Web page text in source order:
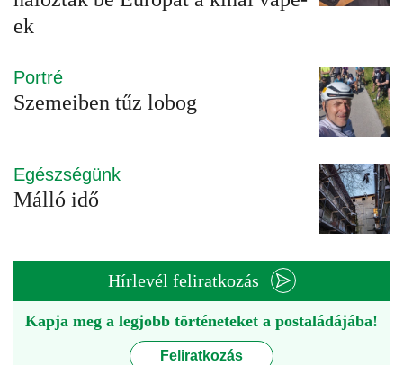
ek
Portré
Szemeiben tűz lobog
Egészségünk
Málló idő
Hírlevél feliratkozás
Kapja meg a legjobb történeteket a postaládájába!
Feliratkozás